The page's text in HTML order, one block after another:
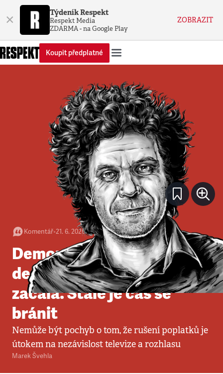
× Týdeník Respekt
Respekt Media
ZDARMA - na Google Play
ZOBRAZIT
Koupit předplatné
Komentář•21. 6. 2026•4minuty
Demontáž havlovské
demokracie oficiálně
začala. Stále je čas se
bránit
Nemůže být pochyb o tom, že rušení poplatků je
útokem na nezávislost televize a rozhlasu
Marek Švehla